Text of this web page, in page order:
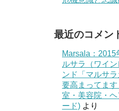
最近のコメン
Marsala：2015
ルサラ（ワイン
ンド「マルサ
要高まってま
室・美容院・
ード) より